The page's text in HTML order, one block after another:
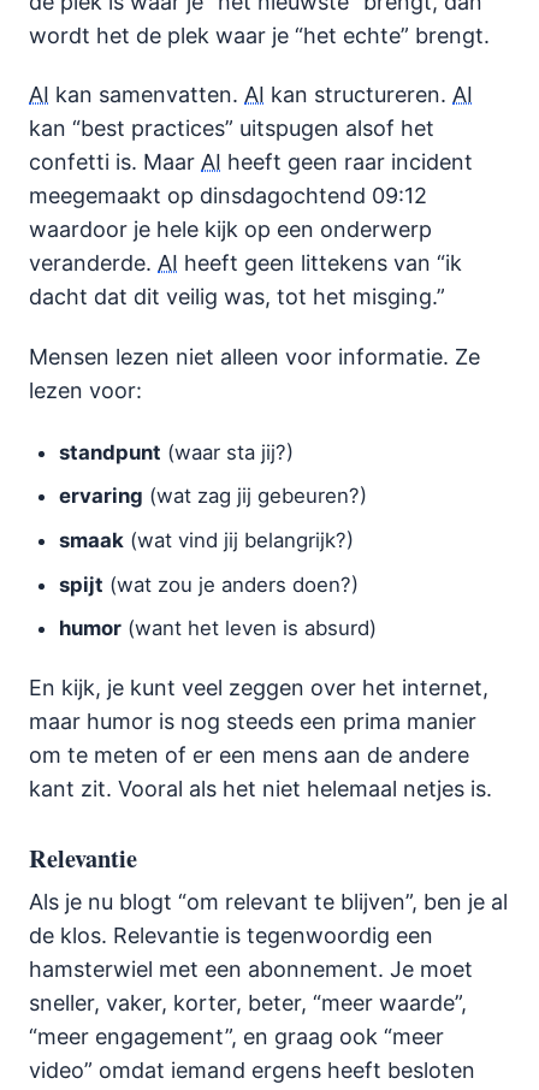
wordt het de plek waar je “het echte” brengt.
AI kan samenvatten. AI kan structureren. AI
kan “best practices” uitspugen alsof het
confetti is. Maar AI heeft geen raar incident
meegemaakt op dinsdagochtend 09:12
waardoor je hele kijk op een onderwerp
veranderde. AI heeft geen littekens van “ik
dacht dat dit veilig was, tot het misging.”
Mensen lezen niet alleen voor informatie. Ze
lezen voor:
standpunt (waar sta jij?)
ervaring (wat zag jij gebeuren?)
smaak (wat vind jij belangrijk?)
spijt (wat zou je anders doen?)
humor (want het leven is absurd)
En kijk, je kunt veel zeggen over het internet,
maar humor is nog steeds een prima manier
om te meten of er een mens aan de andere
kant zit. Vooral als het niet helemaal netjes is.
Relevantie
Als je nu blogt “om relevant te blijven”, ben je al
de klos. Relevantie is tegenwoordig een
hamsterwiel met een abonnement. Je moet
sneller, vaker, korter, beter, “meer waarde”,
“meer engagement”, en graag ook “meer
video” omdat iemand ergens heeft besloten